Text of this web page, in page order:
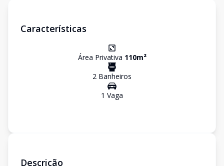
Características
Área Privativa 110m²
2 Banheiros
1 Vaga
Descrição